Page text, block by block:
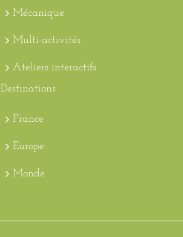
Mécanique
Multi-activités
Ateliers interactifs
Destinations
France
Europe
Monde